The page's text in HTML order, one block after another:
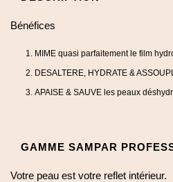
Bénéfices
MIME quasi parfaitement le film
DESALTERE, HYDRATE &
APAISE & SAUVE les peaux
GAMME SAMPAR
Votre peau est votre reflet intérieur.